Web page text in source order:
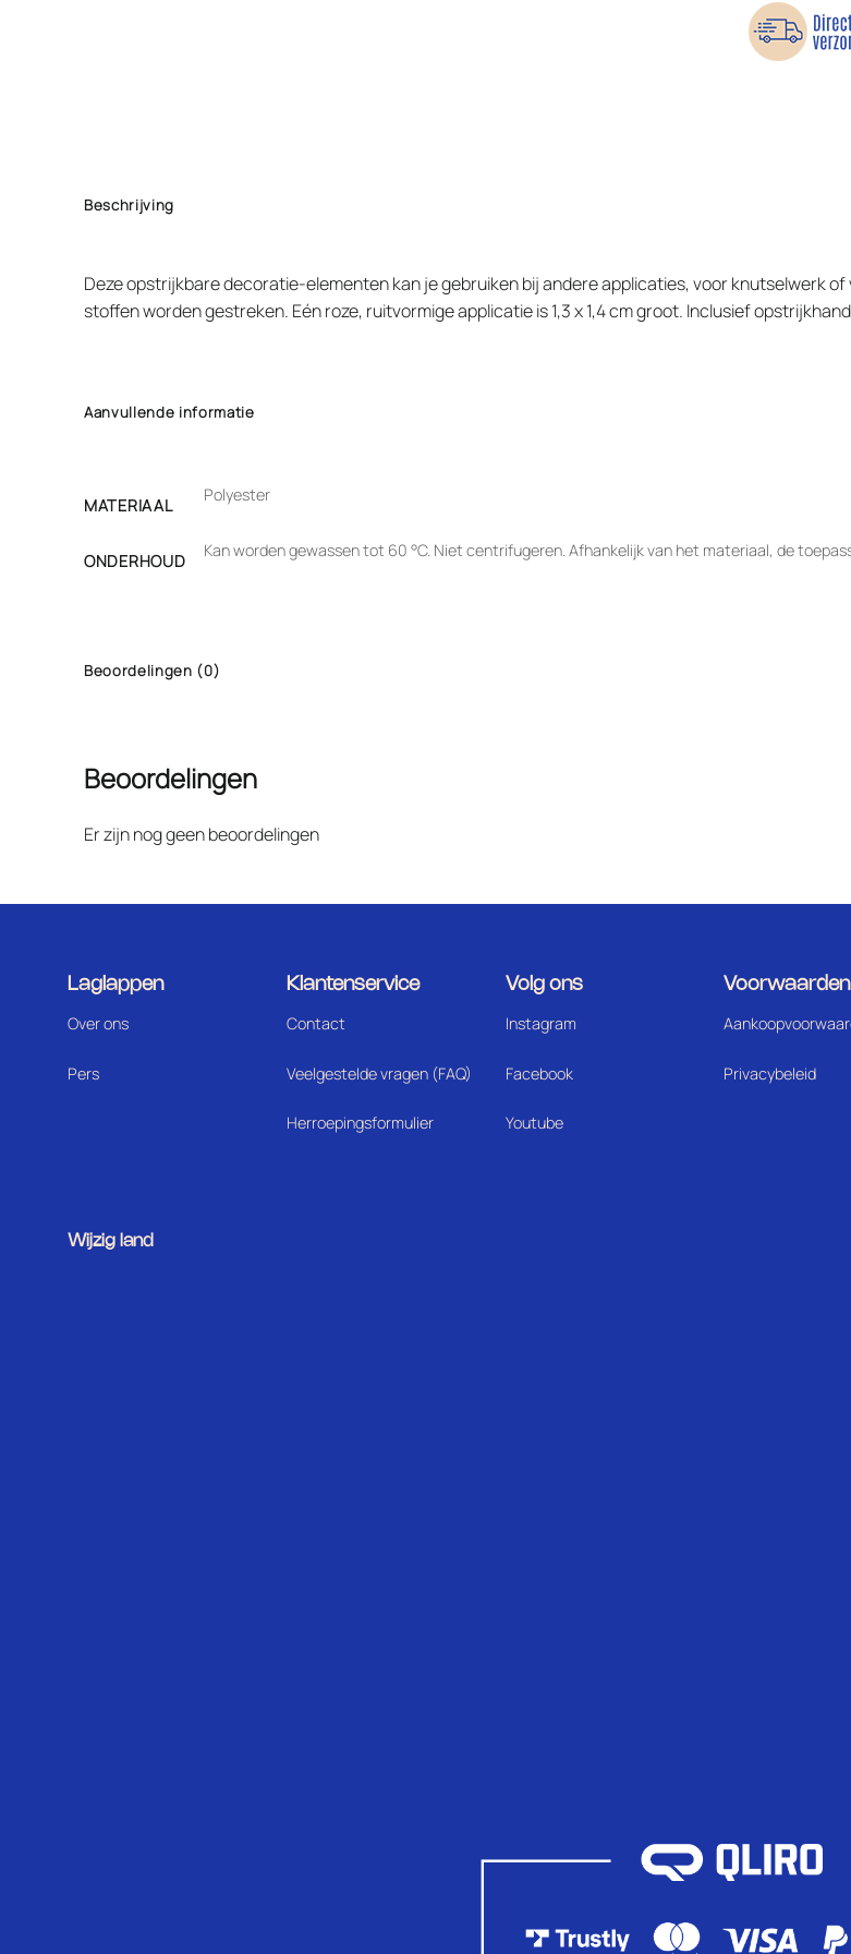
Beschrijving
Deze opstrijkbare decoratie-elementen kan je gebruiken bij andere applicaties, voor knutselwerk
stoffen worden gestreken. Eén roze, ruitvormige applicatie is 1,3 x 1,4 cm groot. Inclusief
Aanvullende informatie
MATERIAAL
Polyester
ONDERHOUD
Kan worden gewassen tot 60 °C. Niet centrifugeren. Afhankelijk van het materiaal, de
Beoordelingen (0)
Beoordelingen
Er zijn nog geen beoordelingen
Laglappen
Over ons
Pers
Klantenservice
Contact
Veelgestelde vragen (FAQ)
Herroepingsformulier
Volg ons
Instagram
Facebook
Youtube
Voorwaarden
Privacybeleid
Wijzig land